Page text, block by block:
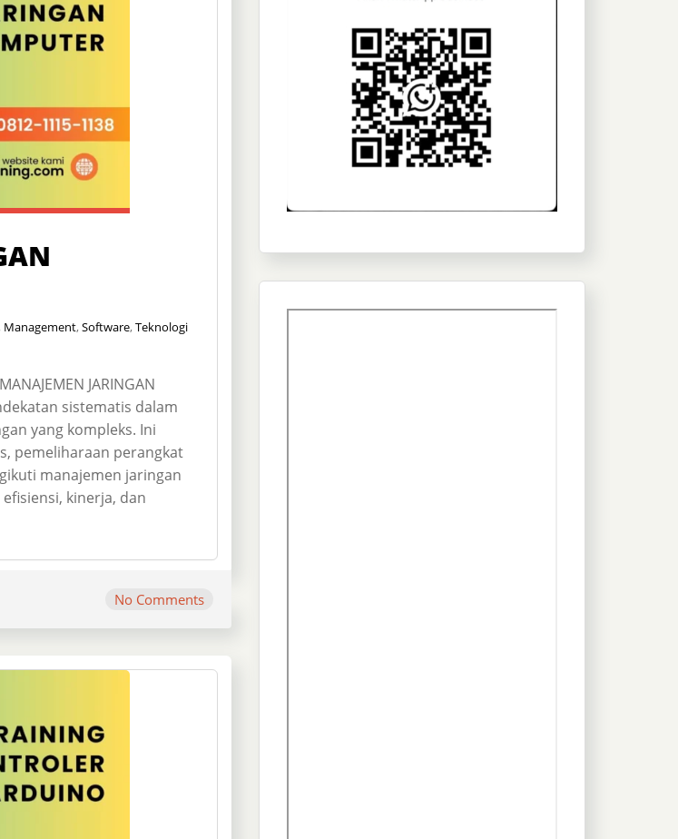
Management,Software,Teknologi
JARINGAN
sistematis dalam
yang kompleks. Ini
pemeliharaan perangkat
manajemen jaringan
kinerja, dan
No Comments